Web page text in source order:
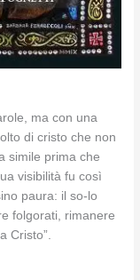
ma con una
di cristo che non
simile prima che
visibilità fu così
paura: il so-lo
folgorati, rimanere
Cristo”.